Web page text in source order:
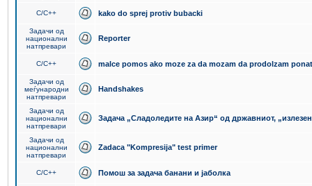
C/C++ kako do sprej protiv bubacki
Задачи од
национални
натпревари
Reporter
C/C++ malce pomos ako moze za da mozam da prodolzam
Задачи од
меѓународни
натпревари
Handshakes
Задачи од
национални
натпревари
Задача „Сладоледите на Азир“ од државниот,
Задачи од
национални
натпревари
Zadaca "Kompresija" test primer
C/C++ Помош за задача банани и јаболка